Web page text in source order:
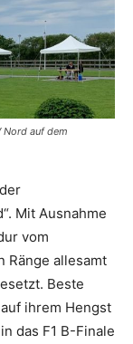
auf dem
Mit Ausnahme
vom
Ränge allesamt
Beste
ihrem Hengst
das F1 B-Finale